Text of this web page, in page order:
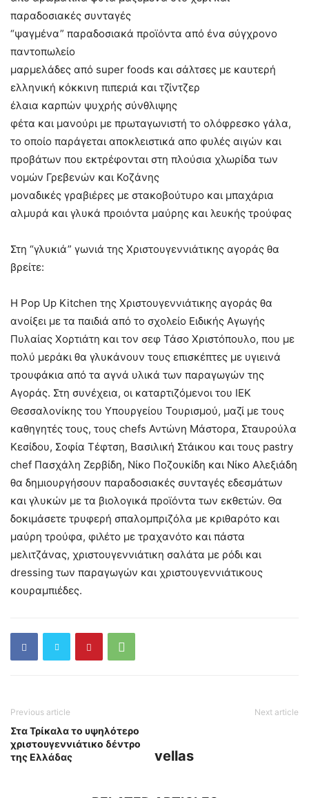
παραδοσιακές συνταγές
“ψαγμένα” παραδοσιακά προϊόντα από ένα σύγχρονο
παντοπωλείο
μαρμελάδες από super foods και σάλτσες με καυτερή
ελληνική κόκκινη πιπεριά και τζίντζερ
έλαια καρπών ψυχρής σύνθλιψης
φέτα και μανούρι με πρωταγωνιστή το ολόφρεσκο γάλα,
το οποίο παράγεται αποκλειστικά απο φυλές αιγών και
προβάτων που εκτρέφονται στη πλούσια χλωρίδα των
νομών Γρεβενών και Κοζάνης
μοναδικές γραβιέρες με στακοβούτυρο και μπαχάρια
αλμυρά και γλυκά προιόντα μαύρης και λευκής τρούφας
Στη “γλυκιά” γωνιά της Χριστουγεννιάτικης αγοράς θα
βρείτε:
Η Pop Up Kitchen της Χριστουγεννιάτικης αγοράς θα
ανοίξει με τα παιδιά από το σχολείο Ειδικής Αγωγής
Πυλαίας Χορτιάτη και τον σεφ Τάσο Χριστόπουλο, που με
πολύ μεράκι θα γλυκάνουν τους επισκέπτες με υγιεινά
τρουφάκια από τα αγνά υλικά των παραγωγών της
Αγοράς. Στη συνέχεια, οι καταρτιζόμενοι του ΙΕΚ
Θεσσαλονίκης του Υπουργείου Τουρισμού, μαζί με τους
καθηγητές τους, τους chefs Αντώνη Μάστορα, Σταυρούλα
Κεσίδου, Σοφία Τέφτση, Βασιλική Στάικου και τους pastry
chef Πασχάλη Ζερβίδη, Νίκο Ποζουκίδη και Νίκο Αλεξιάδη
θα δημιουργήσουν παραδοσιακές συνταγές εδεσμάτων
και γλυκών με τα βιολογικά προϊόντα των εκθετών. Θα
δοκιμάσετε τρυφερή σπαλομπριζόλα με κριθαρότο και
μαύρη τρούφα, φιλέτο με τραχανότο και πάστα
μελιτζάνας, χριστουγεννιάτικη σαλάτα με ρόδι και
dressing των παραγωγών και χριστουγεννιάτικους
κουραμπιέδες.
Previous article
Στα Τρίκαλα το υψηλότερο
χριστουγεννιάτικο δέντρο
της Ελλάδας
Next article
vellas